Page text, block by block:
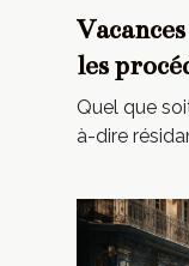
les
visa ?
Quel que
à-dire